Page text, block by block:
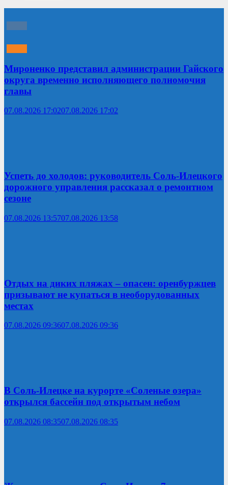
Мироненко представил администрации Гайского
округа временно исполняющего полномочия
главы
07.08.2026 17:0207.08.2026 17:02
Успеть до холодов: руководитель Соль-Илецкого
дорожного управления рассказал о ремонтном
сезоне
07.08.2026 13:5707.08.2026 13:58
Отдых на диких пляжах – опасен: оренбуржцев
призывают не купаться в необорудованных
местах
07.08.2026 09:3607.08.2026 09:36
В Соль-Илецке на курорте «Соленые озера»
открылся бассейн под открытым небом
07.08.2026 08:3507.08.2026 08:35